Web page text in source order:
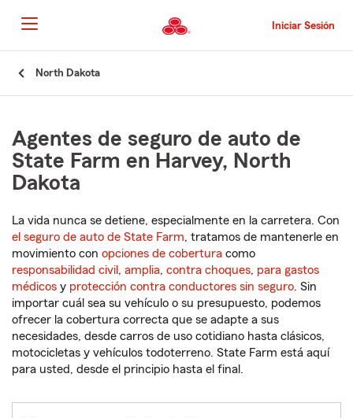
al
contenido
principal
Iniciar Sesión
North Dakota
Agentes de seguro de auto de
State Farm en Harvey, North
Dakota
La vida nunca se detiene, especialmente en la carretera. Con
el seguro de auto de State Farm, tratamos de mantenerle en
movimiento con opciones de cobertura como
responsabilidad civil , amplia, contra choques, para gastos
médicos y protección contra conductores sin seguro. Sin
importar cuál sea su vehículo o su presupuesto, podemos
ofrecer la cobertura correcta que se adapte a sus
necesidades, desde carros de uso cotidiano hasta clásicos,
motocicletas y vehículos todoterreno. State Farm está aquí
para usted, desde el principio hasta el final.